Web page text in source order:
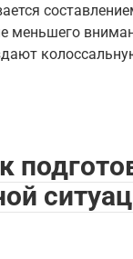
меньшего